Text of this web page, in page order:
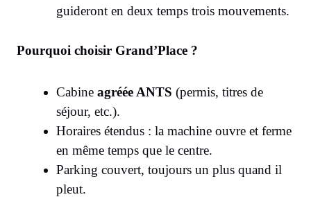
guideront en deux temps trois mouvements.
Pourquoi choisir Grand’Place ?
Cabine agréée ANTS (permis, titres de
séjour, etc.).
Horaires étendus : la machine ouvre et ferme
en même temps que le centre.
Parking couvert, toujours un plus quand il
pleut.